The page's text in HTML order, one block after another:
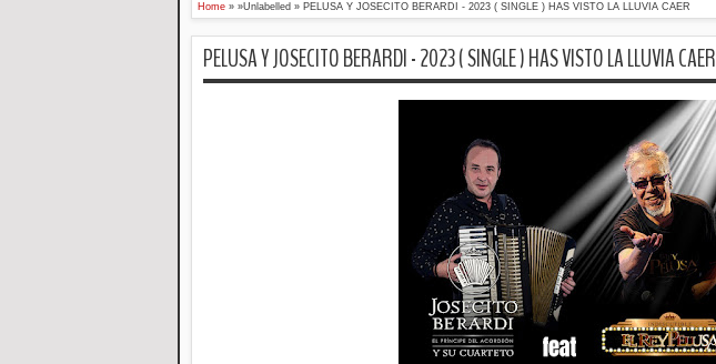
Home » »Unlabelled » PELUSA Y JOSECITO BERARDI - 2023 ( SINGLE ) HAS VISTO LA LLUVIA CAER
PELUSA Y JOSECITO BERARDI - 2023 ( SINGLE ) HAS VISTO LA LLUVIA CAER